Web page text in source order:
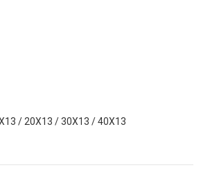
/ 20Х13 / 30Х13 / 40Х13